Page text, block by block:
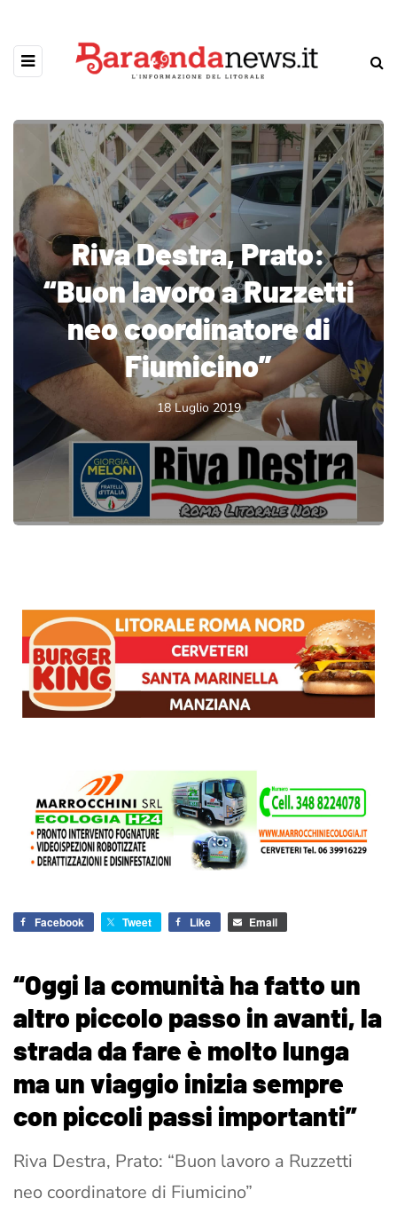
Riva Destra, Prato:
“Buon lavoro a Ruzzetti
neo coordinatore di
Fiumicino”
18 Luglio 2019
Facebook Tweet Like Email
“Oggi la comunità ha fatto un
altro piccolo passo in avanti, la
strada da fare è molto lunga
ma un viaggio inizia sempre
con piccoli passi importanti”
Riva Destra, Prato: “Buon lavoro a Ruzzetti
neo coordinatore di Fiumicino”